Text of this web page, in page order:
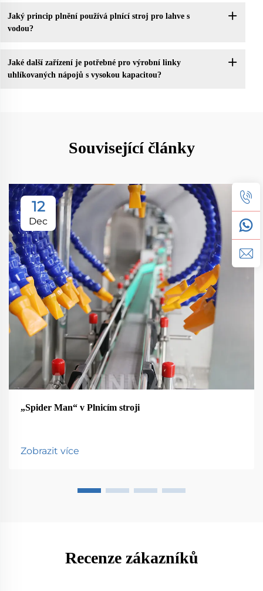
Jaký princip plnění používá plnící stroj pro lahve s
vodou?
Jaké další zařízení je potřebné pro výrobní linky
uhlíkovaných nápojů s vysokou kapacitou?
Související články
12
Dec
„Spider Man“ v Plnicím stroji
Zobrazit více
Recenze zákazníků